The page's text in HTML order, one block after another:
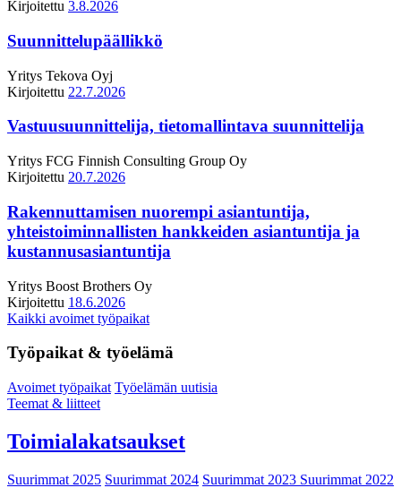
Kirjoitettu 3.8.2026
Suunnittelupäällikkö
Yritys Tekova Oyj
Kirjoitettu 22.7.2026
Vastuusuunnittelija, tietomallintava suunnittelija
Yritys FCG Finnish Consulting Group Oy
Kirjoitettu 20.7.2026
Rakennuttamisen nuorempi asiantuntija,
yhteistoiminnallisten hankkeiden asiantuntija ja
kustannusasiantuntija
Yritys Boost Brothers Oy
Kirjoitettu 18.6.2026
Kaikki avoimet työpaikat
Työpaikat & työelämä
Avoimet työpaikat Työelämän uutisia
Teemat & liitteet
Toimialakatsaukset
Suurimmat 2025 Suurimmat 2024 Suurimmat 2023 Suurimmat 2022